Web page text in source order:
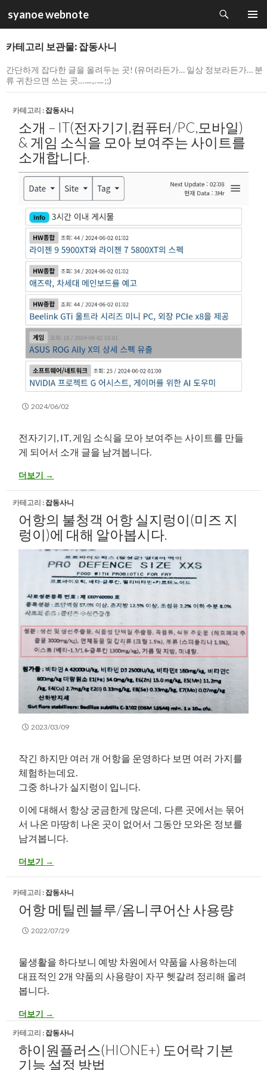
syanoe webnote
색
츠
건
너
기
카테고리 보관물: 잡동사니
간단하게 잡다한 글을 올려두는 곳! (유머라든가… 일상 정보라든가… 분
류 귀찬으면 쓰는 곳…ㅡ,.ㅡ;;)
카테고리 : 잡동사니
소개 – IT(전자기기,컴퓨터/PC,모바일)
& 게임 소식을 모아 보여주는 사이트를
소개합니다.
2024/06/02
전자기기, IT, 게임 소식을 모아 보여주는 사이트를 만들
게 되어서 소개 글을 남겨봅니다.
소개 – IT(전자기기,컴퓨터/PC,모바일) & 게임 소식을 모아 보여주
더보기 →
카테고리 : 잡동사니
어항의 불청객 어항 실지렁이(미즈 지
렁이)에 대해 알아봅시다.
2023/03/09
작긴 하지만 여러 개 어항을 운영하다 보면 여러 가지를
체험하는데요.
그중 하나가 실지렁이 입니다.
이에 대해서 항상 궁금한게 많은데, 다른 곳에서는 묶어
서 나온 마땅히 나온 곳이 없어서 그동안 모와온 정보를
남겨봅니다.
어항의 불청객 어항 실지렁이(미즈 지렁이)에 대해 알아봅시다.
더보기 →
카테고리 : 잡동사니
어항 메틸렌블루/옴니쿠어산 사용량
2022/07/29
물생활을 하다보니 예방 차원에서 약품을 사용하는데
대표적인 2개 약품의 사용량이 자꾸 헷갈려 정리해 올려
봅니다.
어항 메틸렌블루/옴니쿠어산 사용량
더보기 →
카테고리 : 잡동사니
하이원플러스(HIONE+) 도어락 기본
기능 설정 방법